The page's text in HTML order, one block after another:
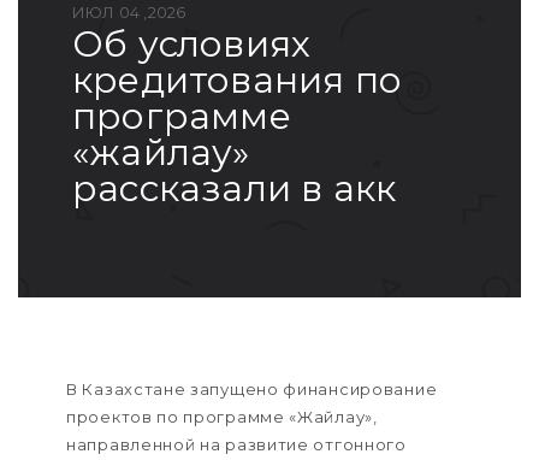
ИЮЛ 04 ,2026
об условиях
кредитования по
программе
«жайлау»
рассказали в акк
В Казахстане запущено финансирование
проектов по программе «Жайлау»,
направленной на развитие отгонного